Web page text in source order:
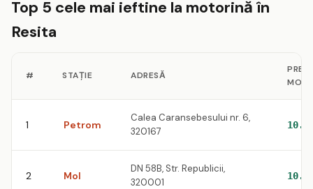
Top 5 cele mai ieftine la motorină în
Resita
# STAȚIE ADRESĂ
PREȚ
1 Petrom
Calea Caransebesului nr. 6,
320167
2 Mol
DN 58B, Str. Republicii,
320001